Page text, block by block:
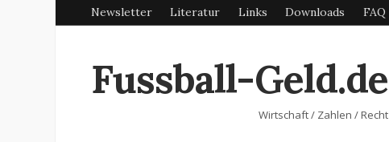
Newsletter Literatur Links Downloads FAQ
Fussball-Geld.de
Wirtschaft / Zahlen / Recht